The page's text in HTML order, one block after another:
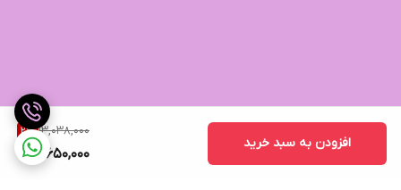
13,038,000
2%
12,650,000
افزودن به سبد خرید